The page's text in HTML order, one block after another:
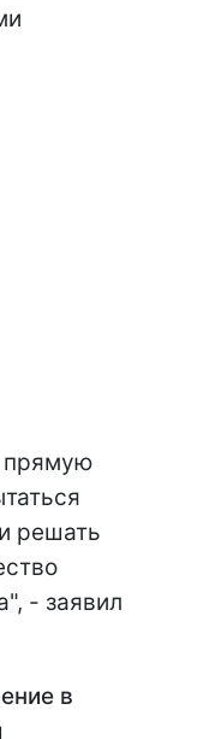
прямую
решать
- заявил
в